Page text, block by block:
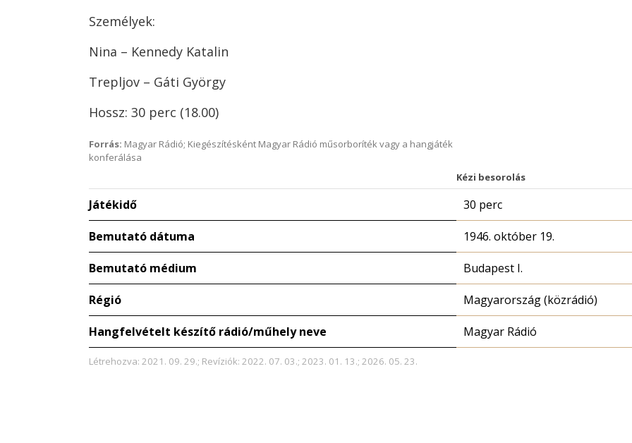
Személyek:
Nina – Kennedy Katalin
Trepljov – Gáti György
Hossz: 30 perc (18.00)
Forrás: Magyar Rádió; Kiegészítésként Magyar Rádió műsorboríték vagy a hangjáték
konferálása
Kézi besorolás
Játékidő 30 perc
Bemutató dátuma 1946. október 19.
Bemutató médium Budapest I.
Régió Magyarország (közrádió)
Hangfelvételt készítő rádió/műhely neve Magyar Rádió
Létrehozva: 2021. 09. 29.; Revíziók: 2022. 07. 03.; 2023. 01. 13.; 2026. 05. 23.